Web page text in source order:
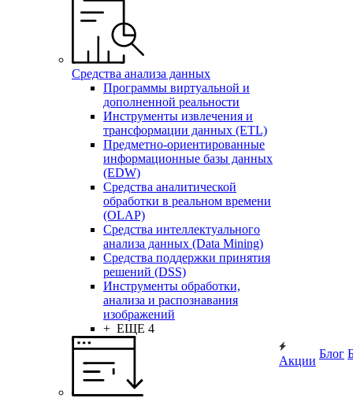
Средства анализа данных
Программы виртуальной и
дополненной реальности
Инструменты извлечения и
трансформации данных (ETL)
Предметно-ориентированные
информационные базы данных
(EDW)
Средства аналитической
обработки в реальном времени
(OLAP)
Средства интеллектуального
анализа данных (Data Mining)
Средства поддержки принятия
решений (DSS)
Инструменты обработки,
анализа и распознавания
изображений
+ ЕЩЕ 4
Акции
Блог